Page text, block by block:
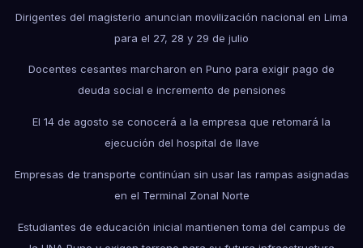
Dirigentes del magisterio anuncian movilización nacional en Lima
para el 27, 28 y 29 de julio
Docentes cesantes marcharon en Puno para exigir pago de
deuda social e incremento de pensiones
El 14 de agosto se conocerá a la empresa que retomará la
ejecución del hospital de Ilave
Empresas de transporte continúan sin usar las rampas asignadas
en el Terminal Zonal Norte
Estudiantes de educación inicial mantienen toma del campus de